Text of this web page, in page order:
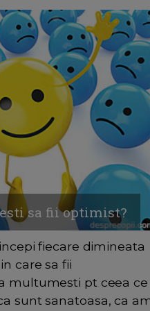
sa fii optimist?
fiecare dimineata
care sa fii
multumesti pt ceea ce
sunt sanatoasa, ca